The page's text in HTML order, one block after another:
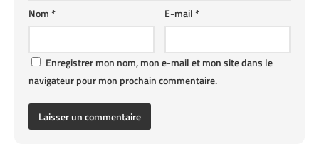
E-mail*
Nom*
Enregistrer mon nom, mon e-mail et mon site dans le
navigateur pour mon prochain commentaire.